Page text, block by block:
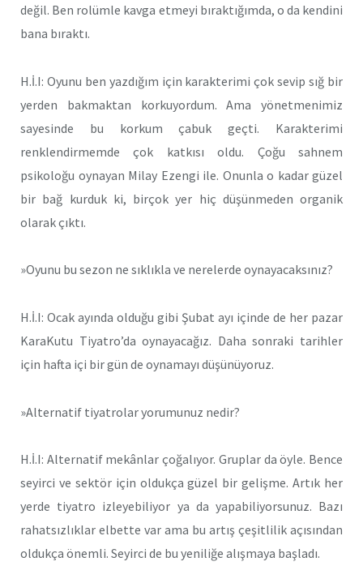
değil. Ben rolümle kavga etmeyi bıraktığımda, o da kendini
bana bıraktı.
H.İ.I: Oyunu ben yazdığım için karakterimi çok sevip sığ bir
yerden bakmaktan korkuyordum. Ama yönetmenimiz
sayesinde bu korkum çabuk geçti. Karakterimi
renklendirmemde çok katkısı oldu. Çoğu sahnem
psikoloğu oynayan Milay Ezengi ile. Onunla o kadar güzel
bir bağ kurduk ki, birçok yer hiç düşünmeden organik
olarak çıktı.
»Oyunu bu sezon ne sıklıkla ve nerelerde oynayacaksınız?
H.İ.I: Ocak ayında olduğu gibi Şubat ayı içinde de her pazar
KaraKutu Tiyatro’da oynayacağız. Daha sonraki tarihler
için hafta içi bir gün de oynamayı düşünüyoruz.
»Alternatif tiyatrolar yorumunuz nedir?
H.İ.I: Alternatif mekânlar çoğalıyor. Gruplar da öyle. Bence
seyirci ve sektör için oldukça güzel bir gelişme. Artık her
yerde tiyatro izleyebiliyor ya da yapabiliyorsunuz. Bazı
rahatsızlıklar elbette var ama bu artış çeşitlilik açısından
oldukça önemli. Seyirci de bu yeniliğe alışmaya başladı.